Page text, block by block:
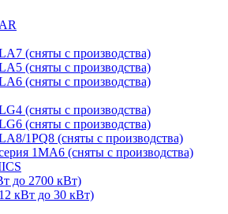
(сняты с производства)
(сняты с производства)
(сняты с производства)
(сняты с производства)
(сняты с производства)
1PQ8 (сняты с производства)
1MA6 (сняты с производства)
до 2700 кВт)
кВт до 30 кВт)